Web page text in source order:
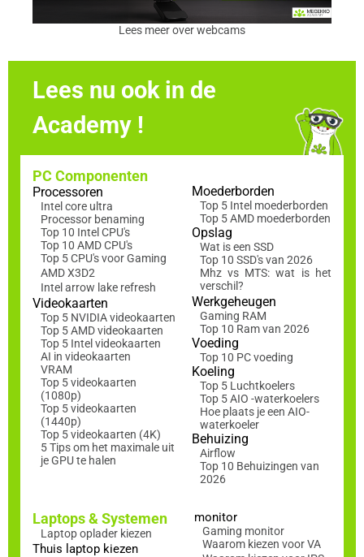
Lees meer over webcams
Lees nu ook in de
Academy !
PC Componenten
Processoren
Intel core ultra
Processor benaming
Top 10 Intel CPU's
Top 10 AMD CPU's
Top 5 CPU's voor Gaming
AMD X3D2
Intel arrow lake refresh
Videokaarten
Top 5 NVIDIA videokaarten
Top 5 AMD videokaarten
Top 5 Intel videokaarten
AI in videokaarten
VRAM
Top 5 videokaarten
(1080p)
Top 5 videokaarten
(1440p)
Top 5 videokaarten (4K)
5 Tips om het maximale uit
je GPU te halen
Moederborden
Top 5 Intel moederborden
Top 5 AMD moederborden
Opslag
Wat is een SSD
Top 10 SSD's van 2026
Mhz vs MTS: wat is het
verschil?
Werkgeheugen
Gaming RAM
Top 10 Ram van 2026
Voeding
Top 10 PC voeding
Koeling
Top 5 Luchtkoelers
Top 5 AIO -waterkoelers
Hoe plaats je een AIO-
waterkoeler
Behuizing
Airflow
Top 10 Behuizingen van
2026
Laptops & Systemen
Laptop oplader kiezen
Thuis laptop kiezen
monitor
Gaming monitor
Waarom kiezen voor VA